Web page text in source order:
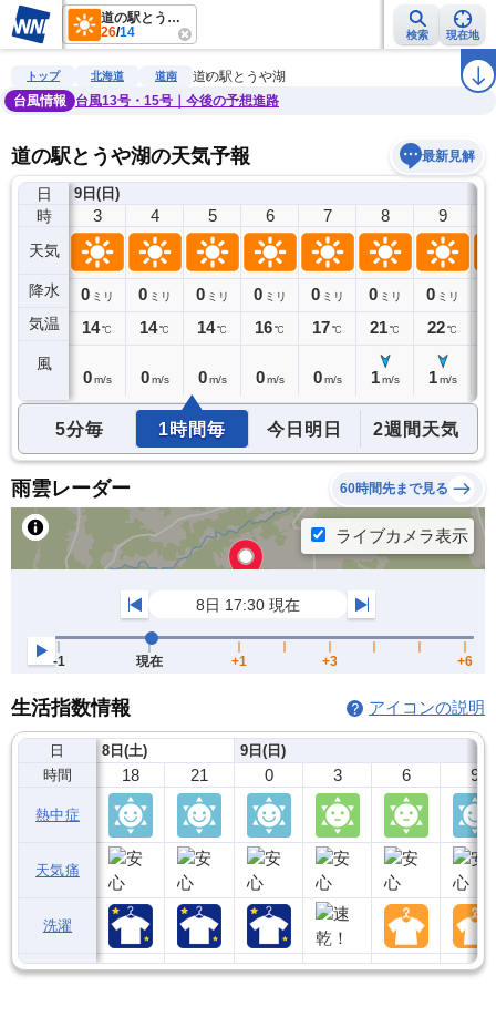
道の駅とうや湖
26/14 検索 現在地
雨雲レーダー 台風情報 地震情報 ラ
トップ 北海道 道南
道の駅とうや湖
台風情報
台風13号・15号｜今後の予想進路
道の駅とうや湖の天気予報 最新見解
日
時
天気
降水
気温
風
9日(日)
2
0ミリ
14℃
3
0 ミリ
14℃
0 m/s
4
0 ミリ
14℃
0 m/s
5
0 ミリ
14℃
0 m/s
6
0 ミリ
16℃
0 m/s
7
0 ミリ
17℃
0 m/s
8
0 ミリ
21℃
1 m/s
9
0 ミリ
22℃
1 m/s
5分毎 1時間毎 今日明日 2週間天気
雨雲レーダー 60時間先まで見る
生活指数情報 アイコンの説明
日
時間
熱中症
天気痛
洗濯
8日(土)
18 21
9日(日)
0 3 6 9